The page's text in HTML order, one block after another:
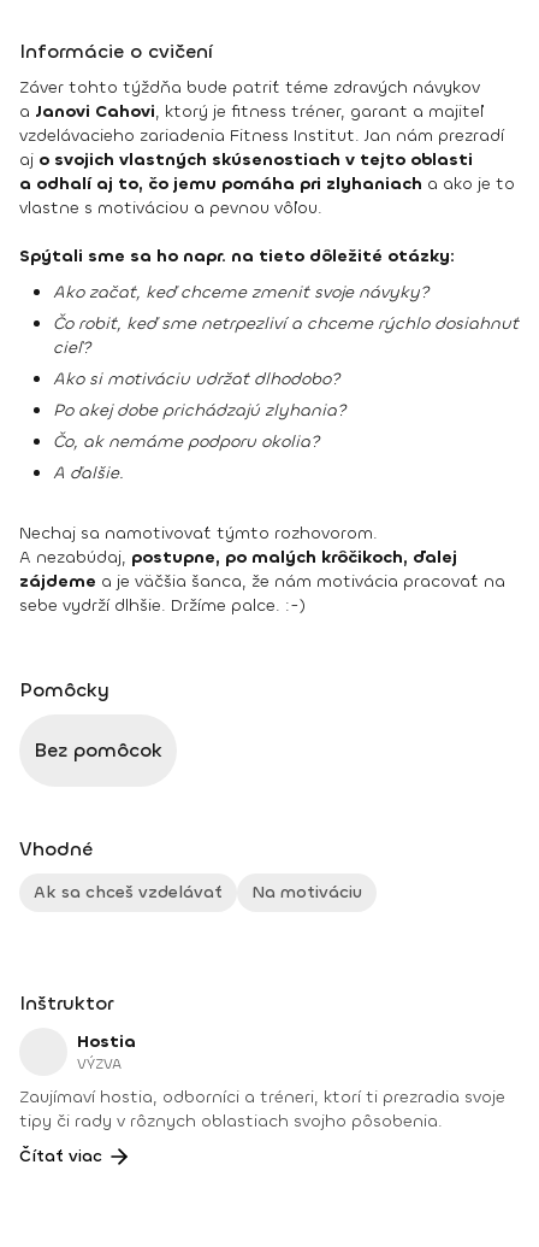
Informácie o cvičení
Záver tohto týždňa bude patriť téme zdravých návykov
a Janovi Cahovi, ktorý je fitness tréner, garant a majiteľ
vzdelávacieho zariadenia Fitness Institut. Jan nám prezradí
aj o svojich vlastných skúsenostiach v tejto oblasti
a odhalí aj to, čo jemu pomáha pri zlyhaniach a ako je to
vlastne s motiváciou a pevnou vôľou.
Spýtali sme sa ho napr. na tieto dôležité otázky:
Ako začať, keď chceme zmeniť svoje návyky?
Čo robiť, keď sme netrpezliví a chceme rýchlo dosiahnuť
cieľ?
Ako si motiváciu udržať dlhodobo?
Po akej dobe prichádzajú zlyhania?
Čo, ak nemáme podporu okolia?
A ďalšie.
Nechaj sa namotivovať týmto rozhovorom.
A nezabúdaj, postupne, po malých krôčikoch, ďalej
zájdeme a je väčšia šanca, že nám motivácia pracovať na
sebe vydrží dlhšie. Držíme palce. :-)
Pomôcky
Bez pomôcok
Vhodné
Ak sa chceš vzdelávať Na motiváciu
Inštruktor
Hostia
VÝZVA
Zaujímaví hostia, odborníci a tréneri, ktorí ti prezradia svoje
tipy či rady v rôznych oblastiach svojho pôsobenia.
Čítať viac